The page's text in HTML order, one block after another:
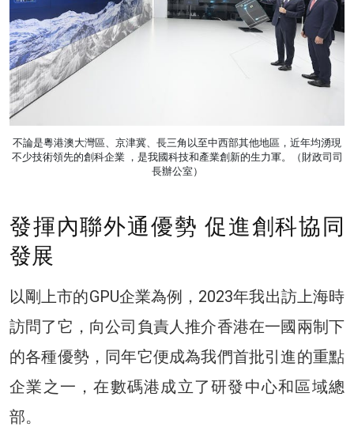
不論是粵港澳大灣區、京津冀、長三角以至中西部其他地區，近年均湧現
不少技術領先的創科企業 ，是我國科技和產業創新的生力軍。（財政司司
長辦公室）
發揮內聯外通優勢 促進創科協同
發展
以剛上市的GPU企業為例，2023年我出訪上海時
訪問了它，向公司負責人推介香港在一國兩制下
的各種優勢，同年它便成為我們首批引進的重點
企業之一，在數碼港成立了研發中心和區域總
部。